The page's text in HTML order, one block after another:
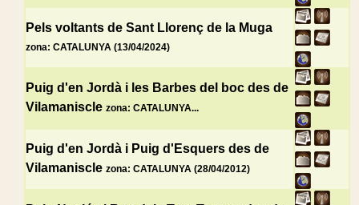
Pels voltants de Sant Llorenç de la Muga
zona: CATALUNYA (13/04/2024)
Puig d'en Jordà i les Barbes del boc des de
Vilamaniscle zona: CATALUNYA...
Puig d'en Jordà i Puig d'Esquers des de
Vilamaniscle zona: CATALUNYA (28/04/2012)